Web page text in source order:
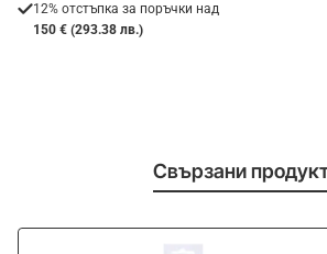
12% отстъпка за поръчки над
150 € (293.38 лв.)
Свързани